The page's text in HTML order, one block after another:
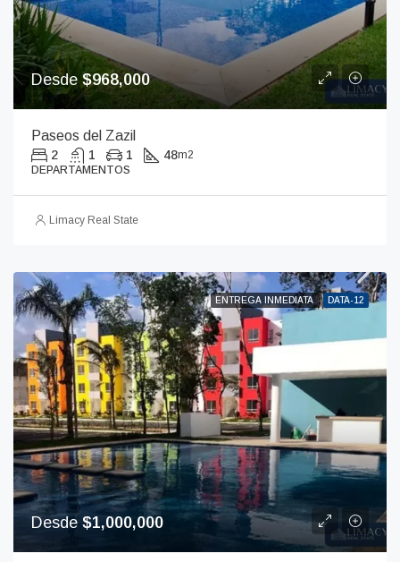
Desde $968,000
Paseos del Zazil
2 1 1 48m2
DEPARTAMENTOS
Limacy Real State
ENTREGA INMEDIATA DATA-12
Desde $1,000,000